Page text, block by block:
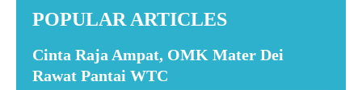
POPULAR ARTICLES
Cinta Raja Ampat, OMK Mater Dei
Rawat Pantai WTC